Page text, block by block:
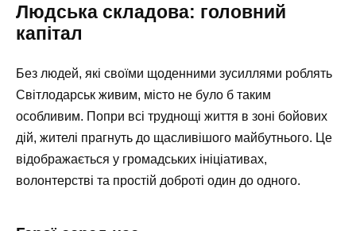
Людська складова: головний
капітал
Без людей, які своїми щоденними зусиллями роблять
Світлодарськ живим, місто не було б таким
особливим. Попри всі труднощі життя в зоні бойових
дій, жителі прагнуть до щасливішого майбутнього. Це
відображається у громадських ініціативах,
волонтерстві та простій доброті один до одного.